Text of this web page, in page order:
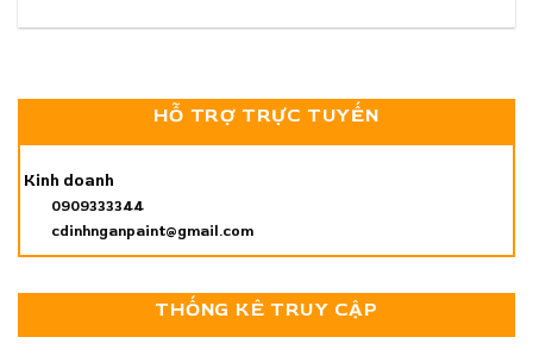
HỖ TRỢ TRỰC TUYẾN
Kinh doanh
0909333344
cdinhnganpaint@gmail.com
THỐNG KÊ TRUY CẬP